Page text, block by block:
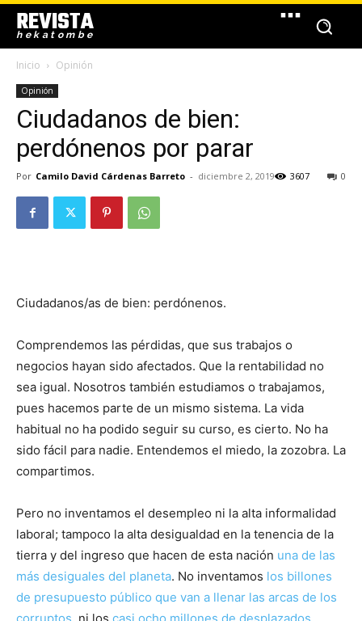
REVISTA
hekatombe
Inicio Opinión
Opinión
Ciudadanos de bien:
perdónenos por parar
Por Camilo David Cárdenas Barreto - diciembre 2, 2019 0
3607
Ciudadanos/as de bien: perdónenos.
Comprendemos las pérdidas, que sus trabajos o
negocios hayan sido afectados. Que la rentabilidad no
sea igual. Nosotros también estudiamos o trabajamos,
pues hacemos parte de un mismo sistema. La vida
habitual no ha podido seguir su curso, es cierto. No ha
sido fácil para nadie. Entendemos el miedo, la zozobra. La
compartimos.
Pero no inventamos el desempleo ni la alta informalidad
laboral; tampoco la alta desigualdad en la tenencia de la
tierra y del ingreso que hacen de esta nación una de las
más desiguales del planeta. No inventamos los billones
de presupuesto público que van a llenar las arcas de los